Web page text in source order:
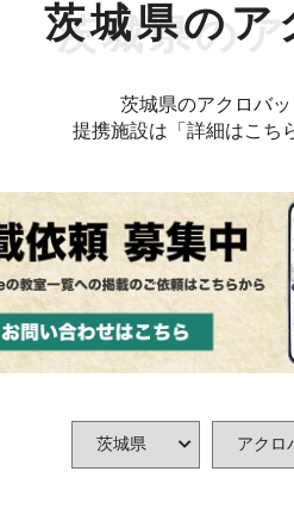
茨城県のア
茨城県のアクロバ
提携施設は「詳細はこち